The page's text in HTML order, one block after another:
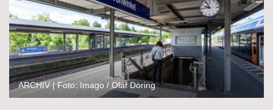
ARCHIV | Foto: Imago / Olaf Döring